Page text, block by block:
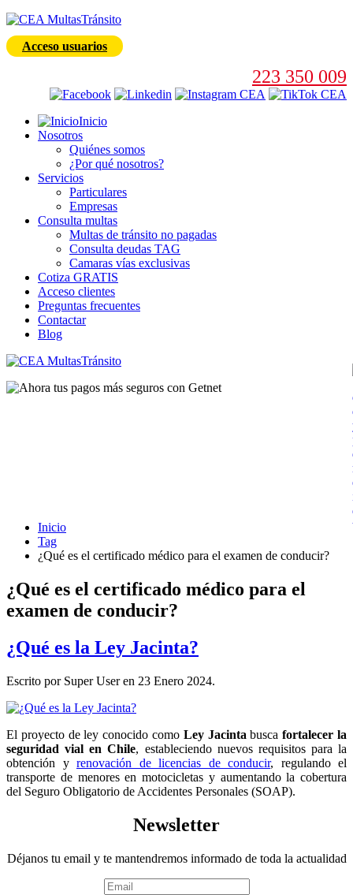
Acceso usuarios
223 350 009
Inicio
Nosotros
Quiénes somos
¿Por qué nosotros?
Servicios
Particulares
Empresas
Consulta multas
Multas de tránsito no pagadas
Consulta deudas TAG
Camaras vías exclusivas
Cotiza GRATIS
Acceso clientes
Preguntas frecuentes
Contactar
Blog
Inicio
Tag
¿Qué es el certificado médico para el examen de conducir?
¿Qué es el certificado médico para el
examen de conducir?
¿Qué es la Ley Jacinta?
Escrito por Super User en 23 Enero 2024.
El proyecto de ley conocido como Ley Jacinta busca fortalecer la
seguridad vial en Chile, estableciendo nuevos requisitos para la
obtención y renovación de licencias de conducir, regulando el
transporte de menores en motocicletas y aumentando la cobertura
del Seguro Obligatorio de Accidentes Personales (SOAP).
Newsletter
Déjanos tu email y te mantendremos informado de toda la actualidad